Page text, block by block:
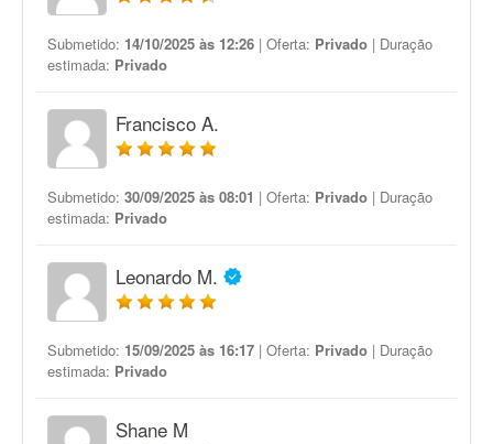
Submetido: 14/10/2025 às 12:26 | Oferta: Privado | Duração
estimada: Privado
Francisco A.
Submetido: 30/09/2025 às 08:01 | Oferta: Privado | Duração
estimada: Privado
Leonardo M.
Submetido: 15/09/2025 às 16:17 | Oferta: Privado | Duração
estimada: Privado
Shane M